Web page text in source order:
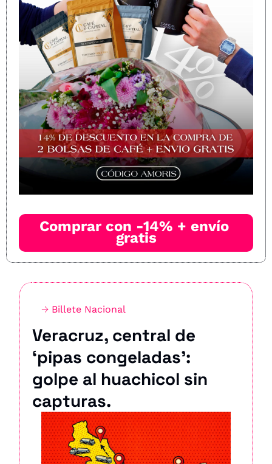
Comprar con -14% + envío
gratis
→ Billete Nacional
Veracruz, central de
‘pipas congeladas’:
golpe al huachicol sin
capturas.